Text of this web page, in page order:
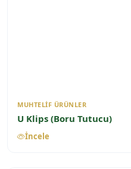
MUHTELIF ÜRÜNLER
U Klips (Boru Tutucu)
İncele